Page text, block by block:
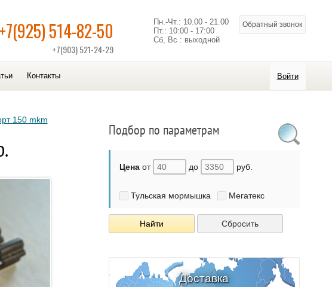
+7(925) 514-82-50
+7(903) 521-24-29
Пн.-Чт.: 10.00 - 21.00
Пт.: 10:00 - 17:00
Сб, Вс : выходной
Обратный звонок
Контакты Войти
150 mkm
Подбор по параметрам
Ценаот до руб.
Тульская мормышка Мегатекс
Найти Сбросить
Доставка